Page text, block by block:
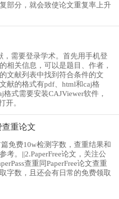
部分，就会致使论文重复率上升
，需要登录学术。首先用手机登
相关信息，可以是题目、作者，
文献列表中找到符合条件的文
献的格式有pdf、html和caj格
式需要安装CAJViewer软件，
开。
重论文
免费10w检测字数，查重结果和
考。||2.PaperFree论文，关注公
查重同PaperFree论文查重
字数，且还会有日常的免费领取